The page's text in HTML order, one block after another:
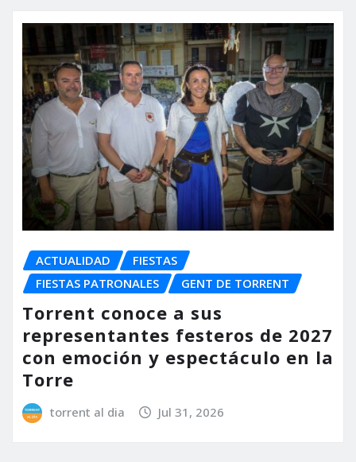
ACTUALIDAD
FIESTAS
FIESTAS PATRONALES
GENT DE TORRENT
Torrent conoce a sus
representantes festeros de 2027
con emoción y espectáculo en la
Torre
torrent al dia Jul 31, 2026